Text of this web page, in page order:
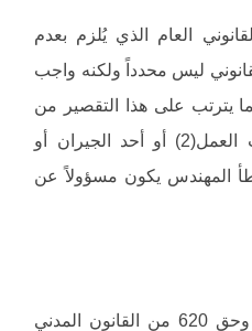
العام الذي يُلزم بعدم
ليس محدداً ولكنه واجب
يترتب على هذا التقصير من
ضرر مالي أو جسماني لرب العمل(2) أو أحد الجيران أو
المهندس يكون مسؤولاً عن
نظمت المواد من رقم 617 وحق 620 من القانون المدني